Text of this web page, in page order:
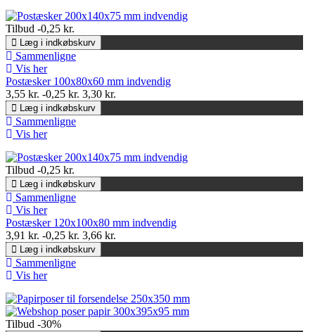
Tilbud -0,25 kr.
Læg i indkøbskurv
Sammenligne
Vis her
Postæsker 100x80x60 mm indvendig
3,55 kr. -0,25 kr. 3,30 kr.
Læg i indkøbskurv
Sammenligne
Vis her
Tilbud -0,25 kr.
Læg i indkøbskurv
Sammenligne
Vis her
Postæsker 120x100x80 mm indvendig
3,91 kr. -0,25 kr. 3,66 kr.
Læg i indkøbskurv
Sammenligne
Vis her
Tilbud -30%